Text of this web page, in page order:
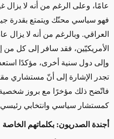
عامًا، وعلى الرغم من أنه لا
فهو سياسي محنّك ويتمتع بقدرة
العراقي. وبالرغم من أنه لا يزال
الأمريكيّين، فقد سافر إلى كل من
وإلى دول سنية أخرى، مؤكدًا
تجدر الإشارة إلى أنّ مستشاري
فاتّضح ذلك مؤخرًا مع بروز شخصية
كمستشار سياسي وانتخابي
أجندة الصدريون: بكلماتهم الخاصة